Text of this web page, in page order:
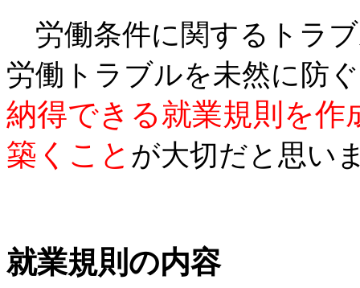
労働条件に関するトラ
労働トラブルを未然に防
納得できる就業規則を
築くこと が大切だと思い
就業規則の内容